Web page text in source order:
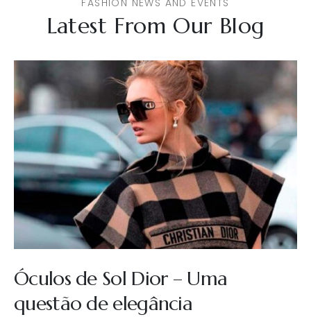
Latest From Our Blog
Óculos de Sol Dior – Uma
questão de elegância